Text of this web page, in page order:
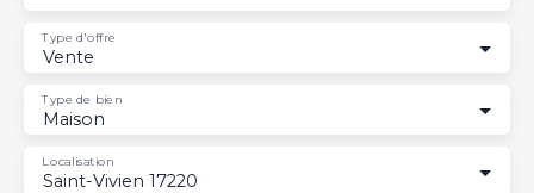
Vente
Type d'offre
Maison
Type de bien
Saint-Vivien 17220
Localisation